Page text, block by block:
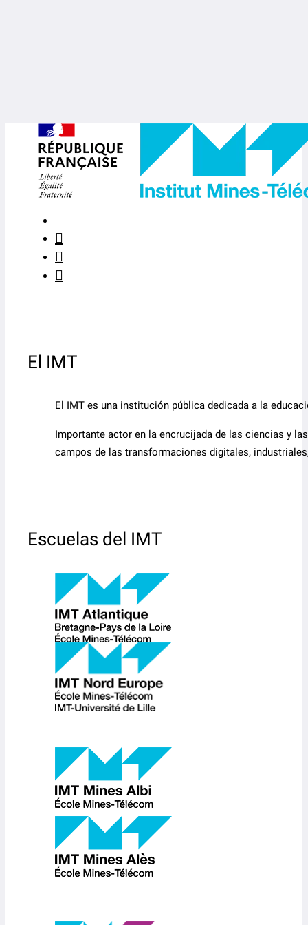
El IMT
El IMT es una institución pública dedicada a la
Importante actor en la encrucijada de las ciencias y
campos de las transformaciones digitales,
Escuelas del IMT